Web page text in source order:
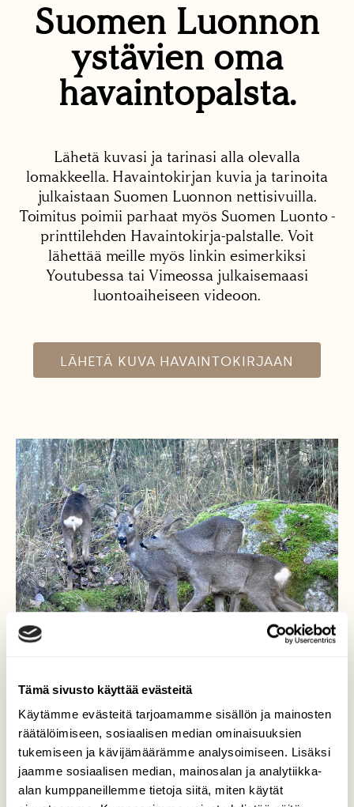
Tämä sivusto käyttää evästeitä
Käytämme evästeitä tarjoamamme sisällön ja mainosten
räätälöimiseen, sosiaalisen median ominaisuuksien
tukemiseen ja kävijämäärämme analysoimiseen. Lisäksi
jaamme sosiaalisen median, mainosalan ja analytiikka-
alan kumppaneillemme tietoja siitä, miten käytät
Suomen Luonnon
ystävien oma
havaintopalsta.
Lähetä kuvasi ja tarinasi alla olevalla
lomakkeella. Havaintokirjan kuvia ja tarinoita
julkaistaan Suomen Luonnon nettisivuilla.
Toimitus poimii parhaat myös Suomen Luonto -
printtilehden Havaintokirja-palstalle. Voit
lähettää meille myös linkin esimerkiksi
Youtubessa tai Vimeossa julkaisemaasi
luontoaiheiseen videoon.
LÄHETÄ KUVA HAVAINTOKIRJAAN
Metsäkauriita
Olin tapani mukaan kerännyt taas liikaa